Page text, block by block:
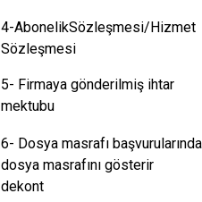
4-AbonelikSözleşmesi/Hizmet
Sözleşmesi
5- Firmaya gönderilmiş ihtar
mektubu
6- Dosya masrafı başvurularında
dosya masrafını gösterir
dekont